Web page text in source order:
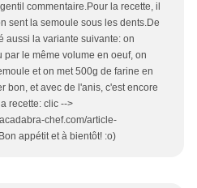
commentaire.Pour la recette, il
sent la semoule sous les dents.De
aussi la variante suivante: on
par le même volume en oeuf, on
et on met 500g de farine en
bon, et avec de l'anis, c'est encore
recette: clic -->
chef.com/article-
appétit et à bientôt! :o)